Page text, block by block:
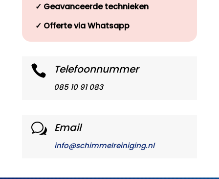
✓ Geavanceerde technieken
✓ Offerte via Whatsapp
 Telefoonnummer
085 10 91 083
w Email
info@schimmelreiniging.nl